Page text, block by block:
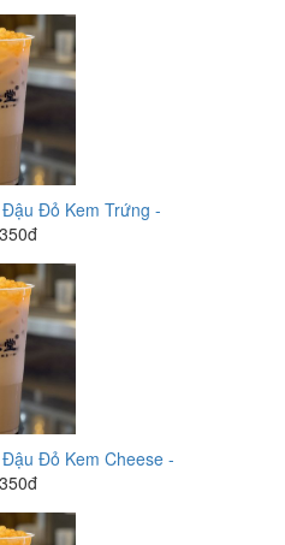
Đỏ Kem Trứng -
Đỏ Kem Cheese -